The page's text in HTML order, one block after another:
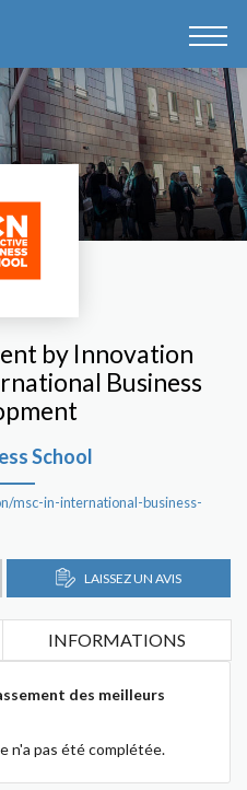
by Innovation
Business
School
msc-in-international-business-
LAISSEZ UN AVIS
INFORMATIONS
des meilleurs
n'a pas été complétée.